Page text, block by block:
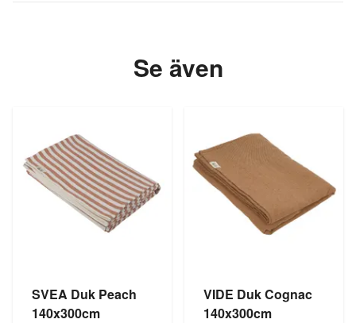
Se även
SVEA Duk Peach
140x300cm
VIDE Duk Cognac
140x300cm